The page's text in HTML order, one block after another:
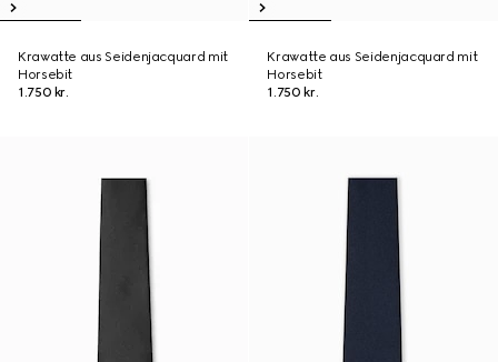
Krawatte aus Seidenjacquard mit
Horsebit
1.750 kr.
Krawatte aus Seidenjacquard mit
Horsebit
1.750 kr.